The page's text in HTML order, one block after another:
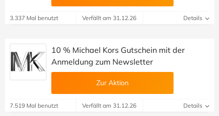
3.337 Mal benutzt Verfällt am 31.12.26 Details
10 % Michael Kors Gutschein mit der
Anmeldung zum Newsletter
Zur Aktion
7.519 Mal benutzt Verfällt am 31.12.26 Details